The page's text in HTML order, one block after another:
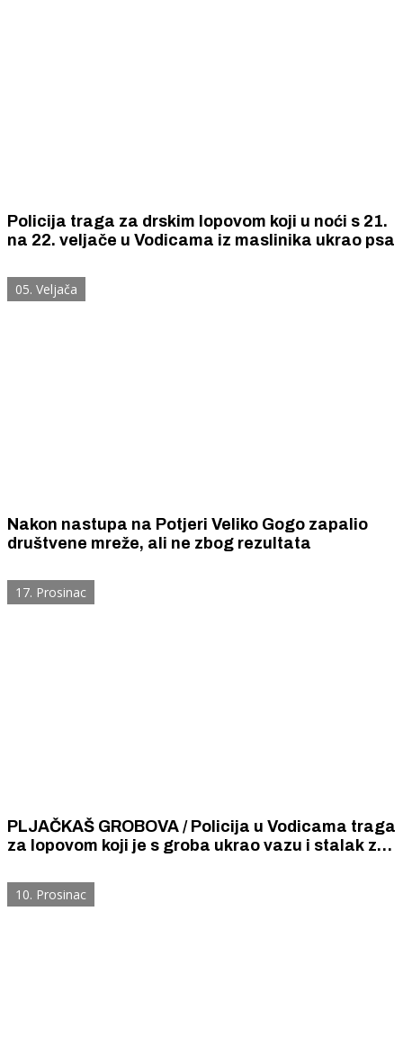
Policija traga za drskim lopovom koji u noći s 21.
na 22. veljače u Vodicama iz maslinika ukrao psa
05. Veljača
Nakon nastupa na Potjeri Veliko Gogo zapalio
društvene mreže, ali ne zbog rezultata
17. Prosinac
PLJAČKAŠ GROBOVA / Policija u Vodicama traga
za lopovom koji je s groba ukrao vazu i stalak za
10. Prosinac